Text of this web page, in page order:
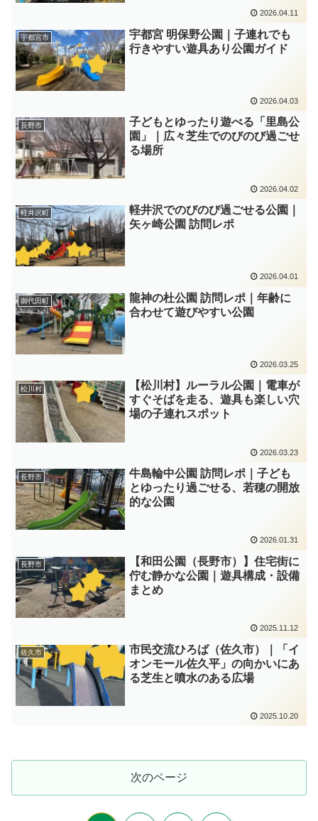
2026.04.11
宇都宮市
宇都宮 明保野公園｜子連れでも
行きやすい遊具あり公園ガイド
2026.04.03
長野市
子どもとゆったり遊べる「里島公
園」｜広々芝生でのびのび過ごせ
る場所
2026.04.02
軽井沢町
軽井沢でのびのび過ごせる公園｜
矢ヶ崎公園 訪問レポ
2026.04.01
御代田町
龍神の杜公園 訪問レポ｜年齢に
合わせて遊びやすい公園
2026.03.25
松川村
【松川村】ルーラル公園｜電車が
すぐそばを走る、遊具も楽しい穴
場の子連れスポット
2026.03.23
長野市
牛島輪中公園 訪問レポ｜子ども
とゆったり過ごせる、若穂の開放
的な公園
2026.01.31
長野市
【和田公園（長野市）】住宅街に
佇む静かな公園｜遊具構成・設備
まとめ
2025.11.12
佐久市
市民交流ひろば（佐久市）｜「イ
オンモール佐久平」の向かいにあ
る芝生と噴水のある広場
2025.10.20
次のページ